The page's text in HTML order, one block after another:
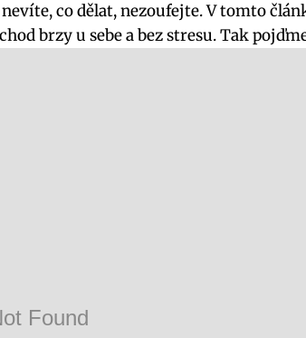
co dělat, nezoufejte. V tomto
brzy u sebe a bez stresu. Tak